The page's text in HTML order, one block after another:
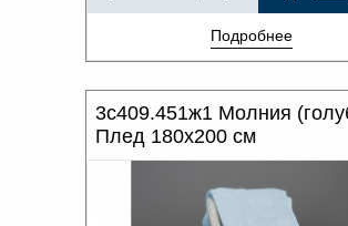
Подробнее
3с409.451ж1 Молния
Плед 180х200 см